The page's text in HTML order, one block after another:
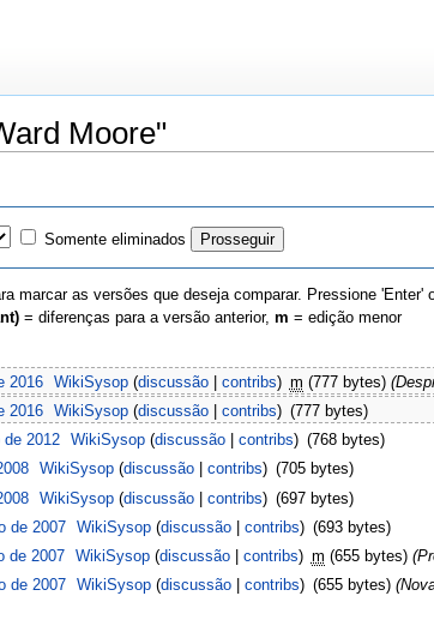
Moore"
Somente eliminados
marcar as versões que deseja comparar. Pressione
= diferenças para a versão anterior, m = edição menor
2016 WikiSysop (discussão |contribs) m (777 bytes)
2016 WikiSysop (discussão |contribs) (777 bytes)
de 2012 WikiSysop (discussão |contribs) (768 bytes)
WikiSysop (discussão |contribs) (705 bytes)
WikiSysop (discussão |contribs) (697 bytes)
de 2007 WikiSysop (discussão |contribs) (693 bytes)
de 2007 WikiSysop (discussão |contribs) m (655 bytes)
de 2007 WikiSysop (discussão |contribs) (655 bytes)